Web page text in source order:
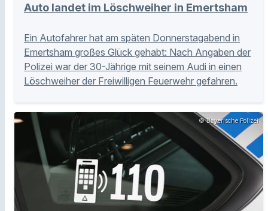
Auto landet im Löschweiher in Emertsham
Ein Autofahrer hat am späten Donnerstagabend in
Emertsham großes Glück gehabt: Nach Angaben der
Polizei war der 30-Jährige mit seinem Audi in einen
Löschweiher der Freiwilligen Feuerwehr gefahren.
© Bayerische Polizei